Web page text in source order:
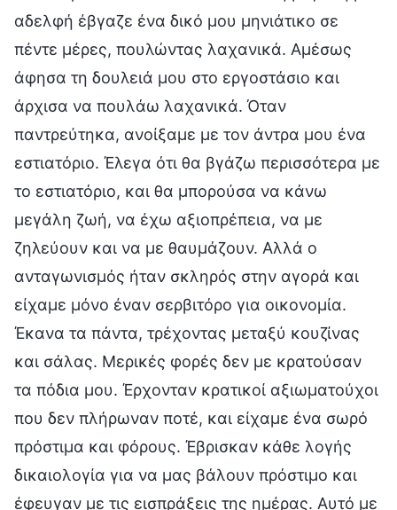
αδελφή έβγαζε ένα δικό μου μηνιάτικο σε
πέντε μέρες, πουλώντας λαχανικά. Αμέσως
άφησα τη δουλειά μου στο εργοστάσιο και
άρχισα να πουλάω λαχανικά. Όταν
παντρεύτηκα, ανοίξαμε με τον άντρα μου ένα
εστιατόριο. Έλεγα ότι θα βγάζω περισσότερα με
το εστιατόριο, και θα μπορούσα να κάνω
μεγάλη ζωή, να έχω αξιοπρέπεια, να με
ζηλεύουν και να με θαυμάζουν. Αλλά ο
ανταγωνισμός ήταν σκληρός στην αγορά και
είχαμε μόνο έναν σερβιτόρο για οικονομία.
Έκανα τα πάντα, τρέχοντας μεταξύ κουζίνας
και σάλας. Μερικές φορές δεν με κρατούσαν
τα πόδια μου. Έρχονταν κρατικοί αξιωματούχοι
που δεν πλήρωναν ποτέ, και είχαμε ένα σωρό
πρόστιμα και φόρους. Έβρισκαν κάθε λογής
δικαιολογία για να μας βάλουν πρόστιμο και
έφευγαν με τις εισπράξεις της ημέρας. Αυτό με